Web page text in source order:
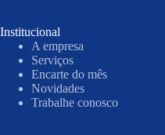
Institucional
A empresa
Serviços
Encarte do mês
Novidades
Trabalhe conosco